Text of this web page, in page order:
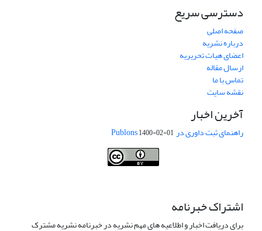
دسترسی سریع
صفحه اصلی
درباره نشریه
اعضای هیات تحریریه
ارسال مقاله
تماس با ما
نقشه سایت
آخرین اخبار
راهنمای ثبت داوری در Publons 1400-02-01
اشتراک خبرنامه
برای دریافت اخبار و اطلاعیه های مهم نشریه در خبرنامه نشریه مشترک